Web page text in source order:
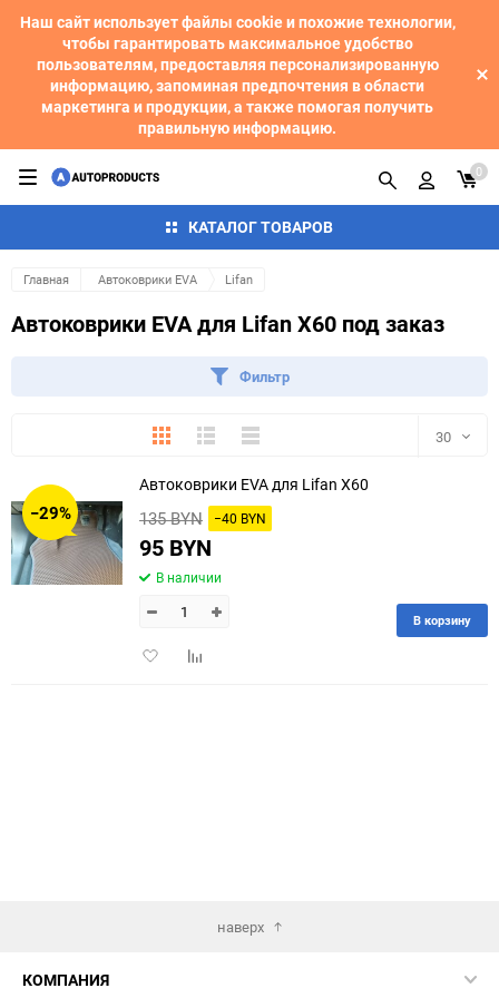
Наш сайт использует файлы cookie и похожие технологии,
чтобы гарантировать максимальное удобство
пользователям, предоставляя персонализированную
информацию, запоминая предпочтения в области
маркетинга и продукции, а также помогая получить
правильную информацию.
КАТАЛОГ ТОВАРОВ
0
Главная Автоковрики EVA Lifan
Автоковрики EVA для Lifan X60 под заказ
Фильтр
ПлиткаПодробноКомпактно 30
150
−29%
Автоковрики EVA для Lifan X60
135 BYN −40 BYN
95 BYN
В наличии
ДобавитьДобавить
В корзину
наверх
КОМПАНИЯ